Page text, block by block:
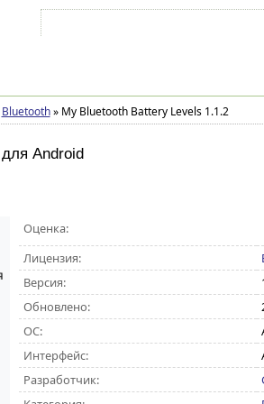
Bluetooth »My Bluetooth Battery Levels 1.1.2
для Android
Оценка:
Лицензия:
Версия:
Обновлено:
ОС:
Интерфейс:
Разработчик: